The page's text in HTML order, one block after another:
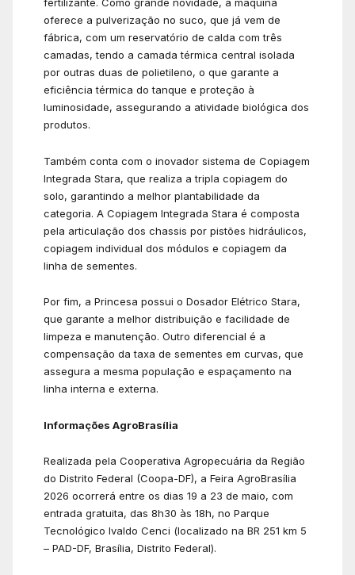
fertilizante. Como grande novidade, a máquina
oferece a pulverização no suco, que já vem de
fábrica, com um reservatório de calda com três
camadas, tendo a camada térmica central isolada
por outras duas de polietileno, o que garante a
eficiência térmica do tanque e proteção à
luminosidade, assegurando a atividade biológica dos
produtos.
Também conta com o inovador sistema de Copiagem
Integrada Stara, que realiza a tripla copiagem do
solo, garantindo a melhor plantabilidade da
categoria. A Copiagem Integrada Stara é composta
pela articulação dos chassis por pistões hidráulicos,
copiagem individual dos módulos e copiagem da
linha de sementes.
Por fim, a Princesa possui o Dosador Elétrico Stara,
que garante a melhor distribuição e facilidade de
limpeza e manutenção. Outro diferencial é a
compensação da taxa de sementes em curvas, que
assegura a mesma população e espaçamento na
linha interna e externa.
Informações AgroBrasília
Realizada pela Cooperativa Agropecuária da Região
do Distrito Federal (Coopa-DF), a Feira AgroBrasília
2026 ocorrerá entre os dias 19 a 23 de maio, com
entrada gratuita, das 8h30 às 18h, no Parque
Tecnológico Ivaldo Cenci (localizado na BR 251 km 5
– PAD-DF, Brasília, Distrito Federal).